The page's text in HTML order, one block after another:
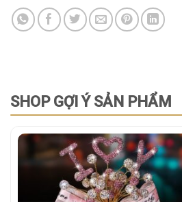
SHOP GỢI Ý SẢN PHẨM